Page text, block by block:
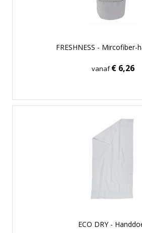
FRESHNESS - Mircofiber-
vanaf€ 6,26
ECO DRY -